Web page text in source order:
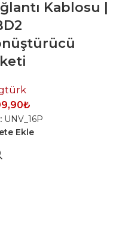
Kablosu |
₺
UNV_16P
Ekle